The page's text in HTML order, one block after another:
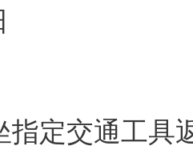
指定交通工具